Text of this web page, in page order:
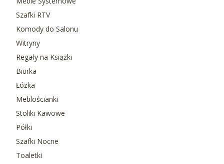
Szafki RTV
Komody do Salonu
Witryny
Regały na Książki
Biurka
Łóżka
Meblościanki
Stoliki Kawowe
Półki
Szafki Nocne
Toaletki